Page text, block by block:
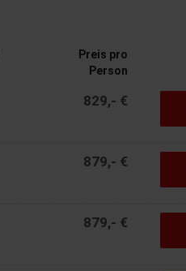
Preis pro
Person
829,- €
879,- €
879,- €